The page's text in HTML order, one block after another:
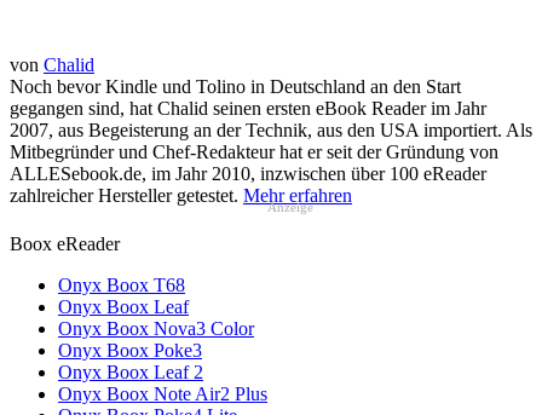
von Chalid
Noch bevor Kindle und Tolino in Deutschland an den Start
gegangen sind, hat Chalid seinen ersten eBook Reader im Jahr
2007, aus Begeisterung an der Technik, aus den USA importiert. Als
Mitbegründer und Chef-Redakteur hat er seit der Gründung von
ALLESebook.de, im Jahr 2010, inzwischen über 100 eReader
zahlreicher Hersteller getestet. Mehr erfahren
Anzeige
Boox eReader
Onyx Boox T68
Onyx Boox Leaf
Onyx Boox Nova3 Color
Onyx Boox Poke3
Onyx Boox Leaf 2
Onyx Boox Note Air2 Plus